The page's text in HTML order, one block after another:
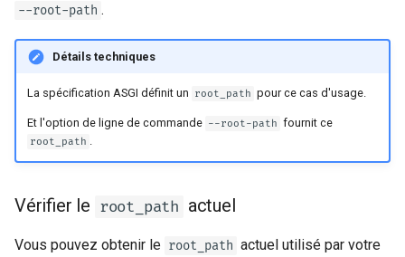
--root-path .
Détails techniques
La spécification ASGI définit un root_path pour ce cas d'usage.
Et l'option de ligne de commande --root-path fournit ce
root_path .
Vérifier le root_path actuel
Vous pouvez obtenir le root_path actuel utilisé par votre